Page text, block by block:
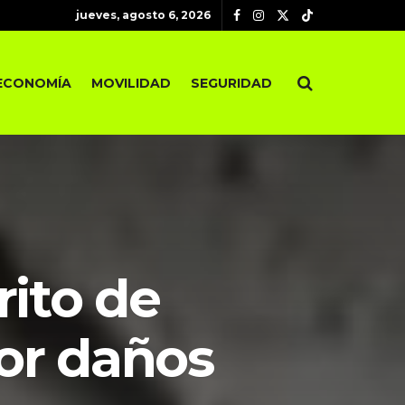
jueves, agosto 6, 2026
MOVILIDAD SEGURIDAD
de
daños